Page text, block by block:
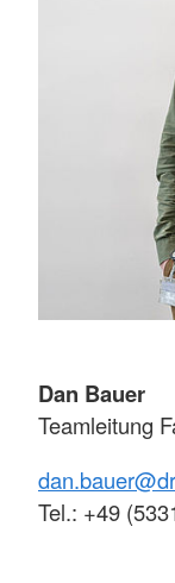
Dan Bauer
Teamleitung
Tel.: +49